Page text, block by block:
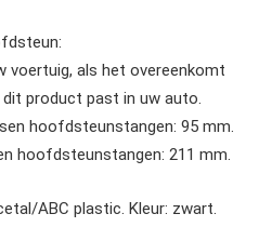
voertuig, als het overeenkomt
product past in uw auto.
hoofdsteunstangen: 95 mm.
hoofdsteunstangen: 211 mm.
ABC plastic. Kleur: zwart.